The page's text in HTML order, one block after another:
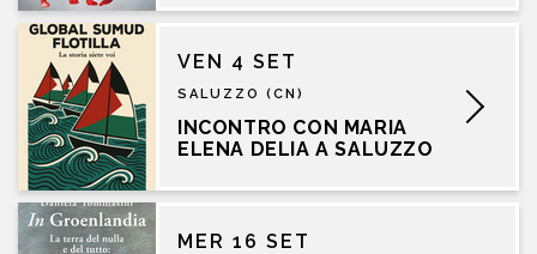
VEN 4 SET
SALUZZO (CN)
INCONTRO CON MARIA
ELENA DELIA A SALUZZO
MER 16 SET